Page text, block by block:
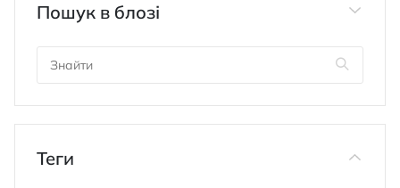
Пошук в блозі
Теги